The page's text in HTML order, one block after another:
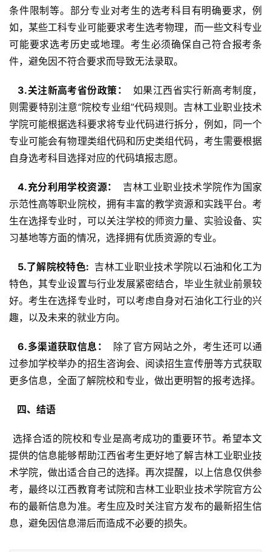
条件限制等。部分专业对考生的选考科目有明确要求，例
如，某些工科专业可能要求考生选考物理，而一些文科专业
可能要求选考历史或地理。考生必须确保自己符合报考条
件，避免因不符合要求而导致无法录取。
  3.关注新高考省份政策：
如果江西省实行新高考制度，
则需要特别注意“院校专业组”代码规则。吉林工业职业技术
学院可能根据选科要求将专业代码进行拆分，例如，同一个
专业可能会有物理类组代码和历史类组代码，考生需要根据
自身选考科目选择对应的代码填报志愿。
  4.充分利用学校资源：
吉林工业职业技术学院作为国家
示范性高等职业院校，拥有丰富的教学资源和实践平台。考
生在选择专业时，可以关注学校的师资力量、实验设备、实
习基地等方面的情况，选择拥有优质资源的专业。
  5.了解院校特色:
吉林工业职业技术学院以石油和化工为
特色，其专业设置与行业发展紧密结合，毕业生就业前景较
好。考生在选择专业时，可以考虑自身对石油化工行业的兴
趣，以及未来的就业方向。
  6.多渠道获取信息：
除了官方网站之外，考生还可以通
过参加学校举办的招生咨询会、阅读招生宣传册等方式获取
更多信息，全面了解院校和专业，做出更明智的报考选择。
  四、结语
提供的信息能够帮助江西省考生更好地了解吉林工业职业技
术学院，做出适合自己的选择。再次提醒，以上信息仅供参
考，最终以江西教育考试院和吉林工业职业技术学院官方公
布的最新信息为准。考生应及时关注官方发布的最新招生信
息，避免因信息滞后而造成不必要的损失。